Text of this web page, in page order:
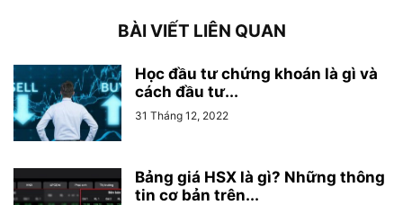
BÀI VIẾT LIÊN QUAN
Học đầu tư chứng khoán là gì và
cách đầu tư...
31 Tháng 12, 2022
Bảng giá HSX là gì? Những thông
tin cơ bản trên...